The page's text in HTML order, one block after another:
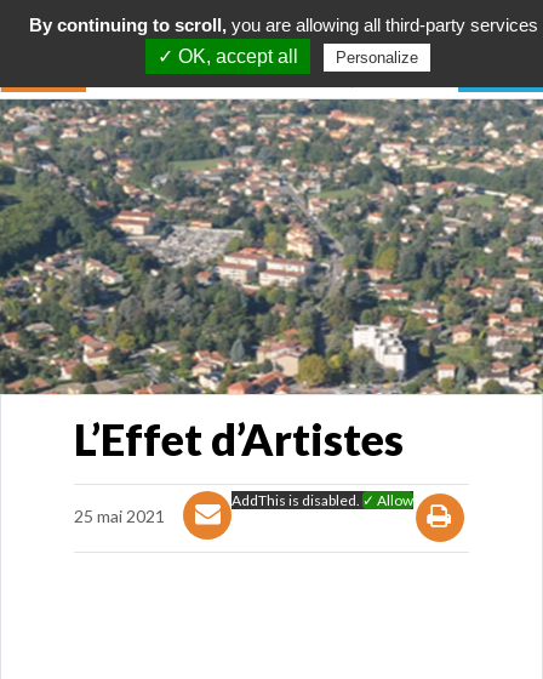
L’Effet d’Artistes
25 mai 2021
AddThis is disabled. ✓ Allow
By continuing to scroll, you are allowing all third-party services
✓ OK, accept all
Personalize